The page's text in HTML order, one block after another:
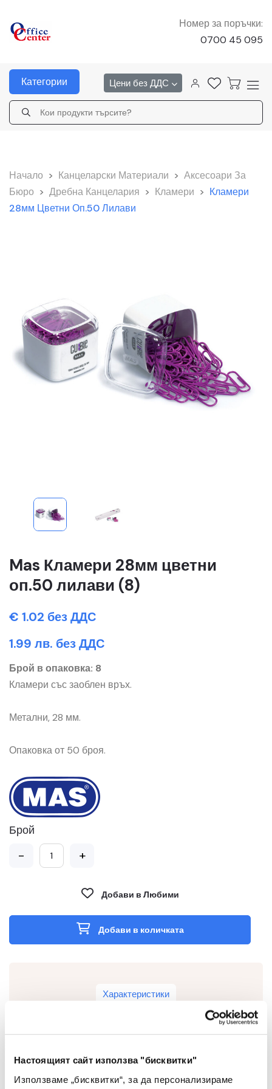
Настоящият сайт използва "бисквитки"
Използваме „бисквитки“, за да персонализираме
Номер за поръчки:
0700 45 095
Категории Цени без ДДС
Начало > Канцеларски Материали > Аксесоари За
Бюро > Дребна Канцелария > Кламери > Кламери
28мм Цветни Оп.50 Лилави
Mas Кламери 28мм цветни
оп.50 лилави (8)
€ 1.02 без ДДС
1.99 лв. без ДДС
Брой в опаковка: 8
Кламери със заоблен връх.
Метални, 28 мм.
Опаковка от 50 броя.
Брой
- +
Добави в Любими
Добави в количката
Характеристики
Тип Кламери